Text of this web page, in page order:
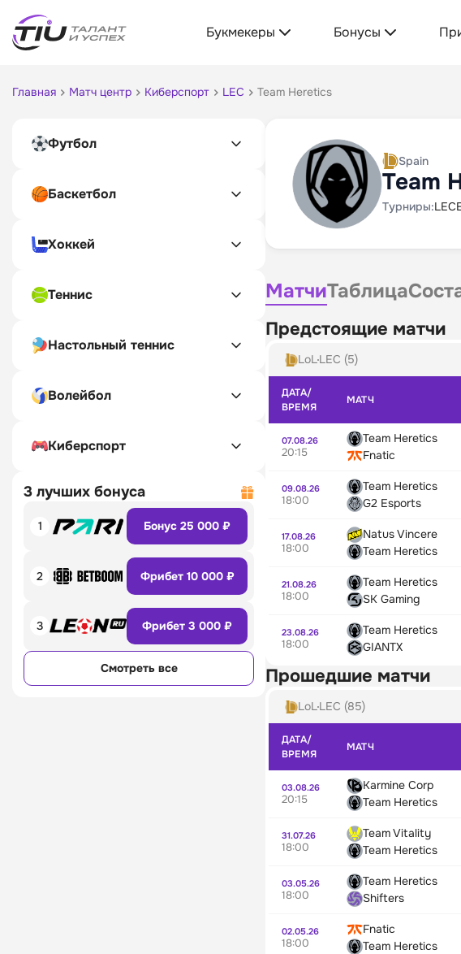
Букмекеры Бонусы
Главная Матч центр Киберспорт LEC Team Heretics
Футбол
Баскетбол
Хоккей
Теннис
Настольный теннис
Волейбол
Киберспорт
3 лучших бонуса
1 Бонус 25 000 ₽
2 Фрибет 10 000 ₽
3 Фрибет 3 000 ₽
Смотреть все
Spain
Team
Турниры:LEC
МатчиТаблица
Предстоящие матчи
LoLLEC (5)
ДАТА/
ВРЕМЯ
МАТЧ
07.08.26
20:15
Team Heretics
Fnatic
09.08.26
18:00
Team Heretics
G2 Esports
17.08.26
18:00
Natus Vincere
Team Heretics
21.08.26
18:00
Team Heretics
SK Gaming
23.08.26
18:00
Team Heretics
GIANTX
Прошедшие матчи
LoLLEC (85)
ДАТА/
ВРЕМЯ
МАТЧ
03.08.26
20:15
Karmine Corp
Team Heretics
31.07.26
18:00
Team Vitality
Team Heretics
03.05.26
18:00
Team Heretics
Shifters
02.05.26
18:00
Fnatic
Team Heretics